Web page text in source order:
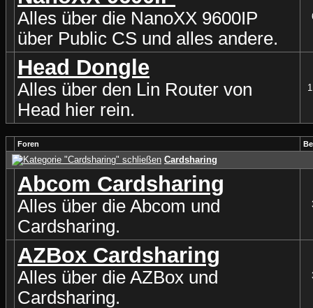
Alles über die NanoXX 9600IP
über Public CS und alles andere.
Head Dongle
Alles über den Lin Router von
Head hier rein.
Foren
Cardsharing
Abcom Cardsharing
Alles über die Abcom und
Cardsharing.
AZBox Cardsharing
Alles über die AZBox und
Cardsharing.